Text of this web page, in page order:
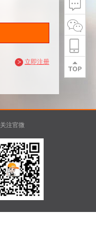
> 立即注册
关注官微